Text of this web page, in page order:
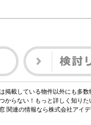
載している物件以外にも多数
からない！もっと詳しく知り
関連の情報なら株式会社アイ